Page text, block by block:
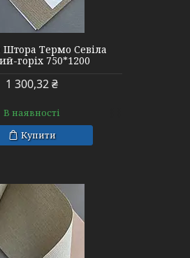
Термо Севіла
горіх 750*1200
1 300,32 ₴
В наявності
Купити